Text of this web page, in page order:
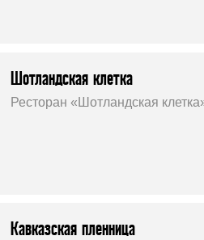
Шотландская клетка
Ресторан «Шотландская
Кавказская пленница